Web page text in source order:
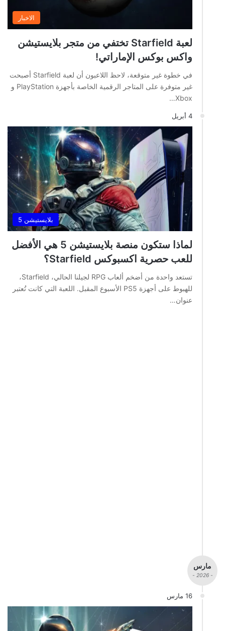
الاخبار
لعبة Starfield تختفي من متجر بلايستيشن
واكس بوكس الإماراتي!
في خطوة غير متوقعة، لاحظ اللاعبون أن لعبة Starfield أصبحت
غير متوفرة على المتاجر الرقمية الخاصة بأجهزة PlayStation و
Xbox…
4 أبريل
بلايستيشن 5
لماذا ستكون منصة بلايستيشن 5 هي الأفضل
للعب حصرية اكسبوكس Starfield؟
تستعد واحدة من أضخم ألعاب RPG لجيلنا الحالي، Starfield،
للهبوط على أجهزة PS5 الأسبوع المقبل. اللعبة التي كانت تُعتبر
عنوان…
مارس
- 2026 -
16 مارس